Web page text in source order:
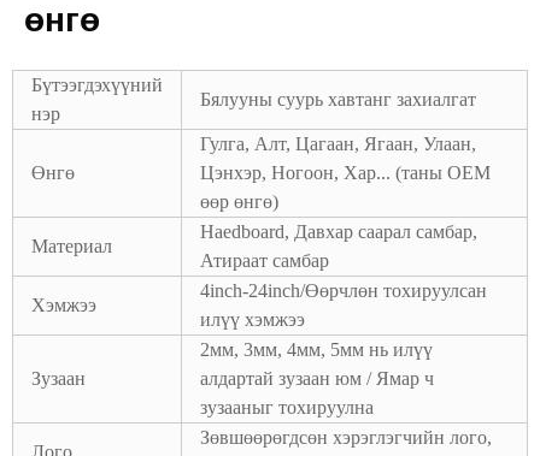
өнгө
Бүтээгдэхүүний
нэр
Бялууны суурь хавтанг захиалгат
Өнгө
Гулга, Алт, Цагаан, Ягаан, Улаан,
Цэнхэр, Ногоон, Хар... (таны OEM
өөр өнгө)
Материал
Haedboard, Давхар саарал самбар,
Атираат самбар
Хэмжээ
4inch-24inch/Өөрчлөн тохируулсан
илүү хэмжээ
Зузаан
2мм, 3мм, 4мм, 5мм нь илүү
алдартай зузаан юм / Ямар ч
зузааныг тохируулна
Зөвшөөрөгдсөн хэрэглэгчийн лого,